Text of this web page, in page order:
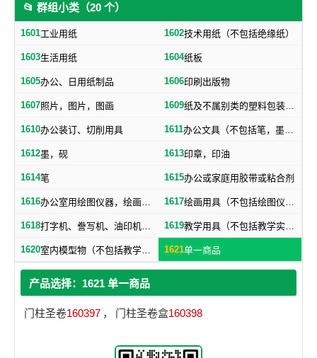
📂 群组小类（20 个）
1601工业用纸 1602技术用纸（不包括绝缘纸）
1603生活用纸 1604纸板
1605办公、日用纸制品 1606印刷出版物
1607照片，图片，图画 1609 纸及不属别类的塑料包装物品
1610办公装订、切削用具 1611 办公文具（不包括笔，墨，印，胶水）
1612墨，砚 1613印章，印油
1614笔 1615办公或家庭用胶带或粘合剂
1616 办公室用绘图仪器，绘画仪器 1617 绘画用具（不包括绘图仪器，笔）
1618 打字机、誊写机、油印机及其附件（包括印刷铅字、印版） 1619 教学用具（不包括教学实验用仪器）
1620 室内模型物（不包括教学用模型标本） 1621单一商品
产品选择：1621 单一商品
门柱圣卷160397 ， 门柱圣卷盒160398